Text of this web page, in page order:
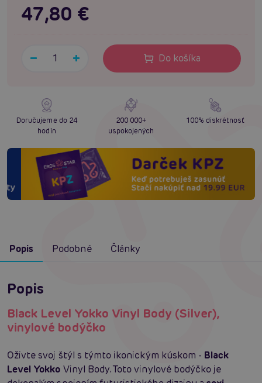
47,80 €
Do košíka
Doručujeme do 24
hodín
200 000+
uspokojených
100% diskrétnosť
Popis Podobné Články
Popis
Black Level Yokko Vinyl Body (Silver),
vinylové bodýčko
Oživte svoj štýl s týmto ikonickým kúskom - Black
Level Yokko Vinyl Body. Toto vinylové bodýčko je